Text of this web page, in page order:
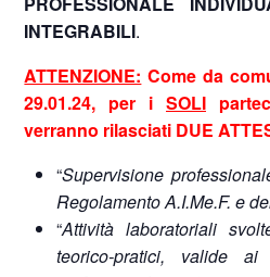
INTEGRABILI.
ATTENZIONE: Come da
29.01.24, per i SOLI
verranno rilasciati DUE
“Supervisione
Regolamento A.I.Me.F. e
“Attività laboratoriali
teorico-pratici, valide ai